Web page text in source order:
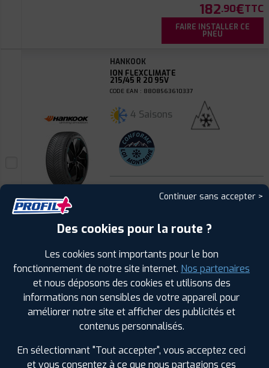
182.90€TTC
FAIRE INSTALLER CE
PNEU
HANKOOK
ION FLEXCLIMATE
215/45 R 20 95V
CODE EAN : 8808563610337
4 Saisons
B B 70
FAIRE INSTALLER CE
PNEU
HANKOOK
245/40 R 19 98Y
CODE EAN : 8808563610290
4 Saisons
Continuer sans accepter >
Des cookies pour la route ?
Les cookies sont importants pour le bon
fonctionnement de notre site internet. Nos partenaires
et nous déposons des cookies et utilisons des
informations non sensibles de votre appareil pour
améliorer notre site et afficher des publicités et
contenus personnalisés.
En sélectionnant "Tout accepter", vous acceptez ceci
et vous consentez à ce que nous partagions ces